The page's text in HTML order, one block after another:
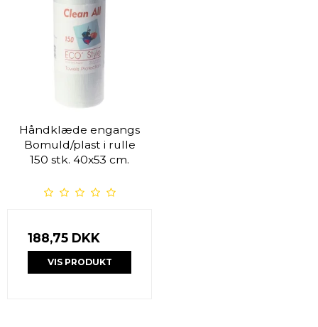
Håndklæde engangs
Bomuld/plast i rulle
150 stk. 40x53 cm.
188,75 DKK
VIS PRODUKT